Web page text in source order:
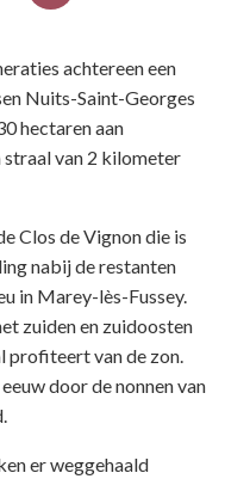
achtereen een
Nuits-Saint-Georges
hectaren aan
straal van 2 kilometer
Clos de Vignon die is
nabij de restanten
in Marey-lès-Fussey.
zuiden en zuidoosten
profiteert van de zon.
eeuw door de nonnen van
er weggehaald